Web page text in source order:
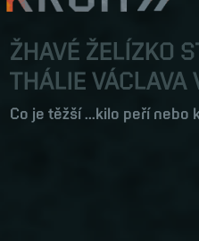
ŽHAVÉ ŽELÍZKO
THÁLIE VÁCLAVA
Co je těžší ...kilo peří nebo